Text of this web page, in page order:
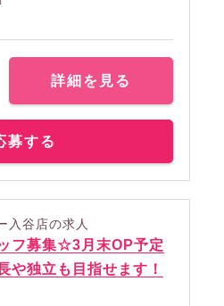
詳細を見る
募する
入谷店の求人
フ募集☆3月末OP予定
独立も目指せます！